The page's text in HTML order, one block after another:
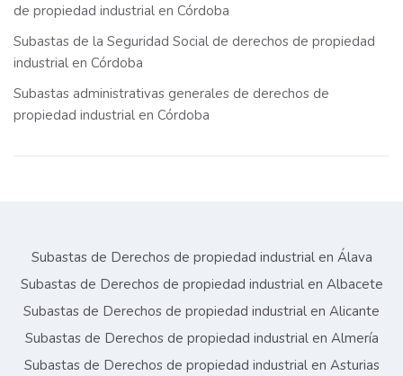
de propiedad industrial en Córdoba
Subastas de la Seguridad Social de derechos de propiedad
industrial en Córdoba
Subastas administrativas generales de derechos de
propiedad industrial en Córdoba
Subastas de Derechos de propiedad industrial en Álava
Subastas de Derechos de propiedad industrial en Albacete
Subastas de Derechos de propiedad industrial en Alicante
Subastas de Derechos de propiedad industrial en Almería
Subastas de Derechos de propiedad industrial en Asturias